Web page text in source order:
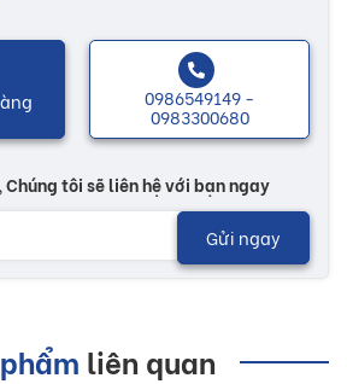
trời Toàn Mỹ được sản xuất với công
cấu Inox siêu bền và an toàn thực
khoẻ trong quá trình sử dụng.
sẽ có thêm nhiều sự lựa chọn tùy
người. Các sản phẩm bồn nước được
hầu hết tất cả các hộ gia đình ...
0986549149 -
0983300680
tôi sẽ liên hệ với bạn ngay
Gửi ngay
liên quan